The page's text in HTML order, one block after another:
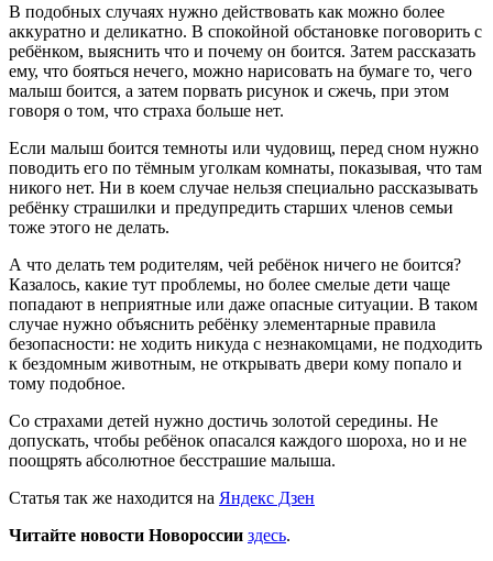
В подобных случаях нужно действовать как можно более
аккуратно и деликатно. В спокойной обстановке поговорить с
ребёнком, выяснить что и почему он боится. Затем рассказать
ему, что бояться нечего, можно нарисовать на бумаге то, чего
малыш боится, а затем порвать рисунок и сжечь, при этом
говоря о том, что страха больше нет.
Если малыш боится темноты или чудовищ, перед сном нужно
поводить его по тёмным уголкам комнаты, показывая, что там
никого нет. Ни в коем случае нельзя специально рассказывать
ребёнку страшилки и предупредить старших членов семьи
тоже этого не делать.
А что делать тем родителям, чей ребёнок ничего не боится?
Казалось, какие тут проблемы, но более смелые дети чаще
попадают в неприятные или даже опасные ситуации. В таком
случае нужно объяснить ребёнку элементарные правила
безопасности: не ходить никуда с незнакомцами, не подходить
к бездомным животным, не открывать двери кому попало и
тому подобное.
Со страхами детей нужно достичь золотой середины. Не
допускать, чтобы ребёнок опасался каждого шороха, но и не
поощрять абсолютное бесстрашие малыша.
Статья так же находится на Яндекс Дзен
Читайте новости Новороссии здесь.